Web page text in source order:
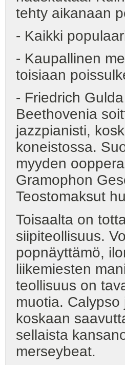
tehty aikanaan
- Kaikki
- Kaupallinen
toisiaan
- Friedrich
Beethovenia
jazzpianisti,
koneistossa.
myyden
Gramophon
Teostomaksut
Toisaalta on
siipiteollisuus.
popnäyttämö,
liikemiesten
teollisuus on
muotia.
koskaan
sellaista
merseybeat.